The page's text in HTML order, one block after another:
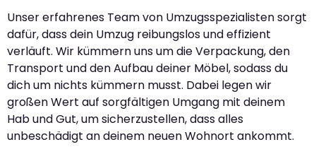
Unser erfahrenes Team von Umzugsspezialisten sorgt
dafür, dass dein Umzug reibungslos und effizient
verläuft. Wir kümmern uns um die Verpackung, den
Transport und den Aufbau deiner Möbel, sodass du
dich um nichts kümmern musst. Dabei legen wir
großen Wert auf sorgfältigen Umgang mit deinem
Hab und Gut, um sicherzustellen, dass alles
unbeschädigt an deinem neuen Wohnort ankommt.